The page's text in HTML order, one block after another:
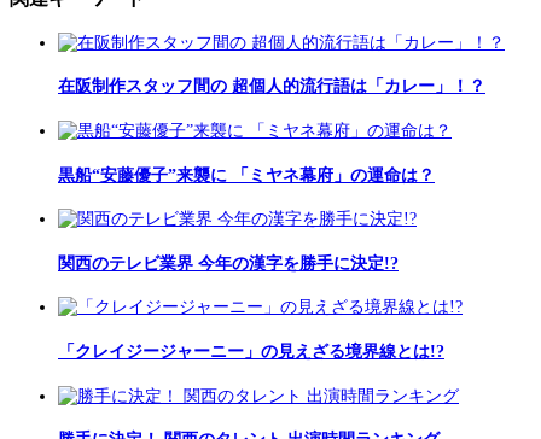
在阪制作スタッフ間の 超個人的流行語は「カレー」！？
黒船“安藤優子”来襲に 「ミヤネ幕府」の運命は？
関西のテレビ業界 今年の漢字を勝手に決定!?
「クレイジージャーニー」の見えざる境界線とは!?